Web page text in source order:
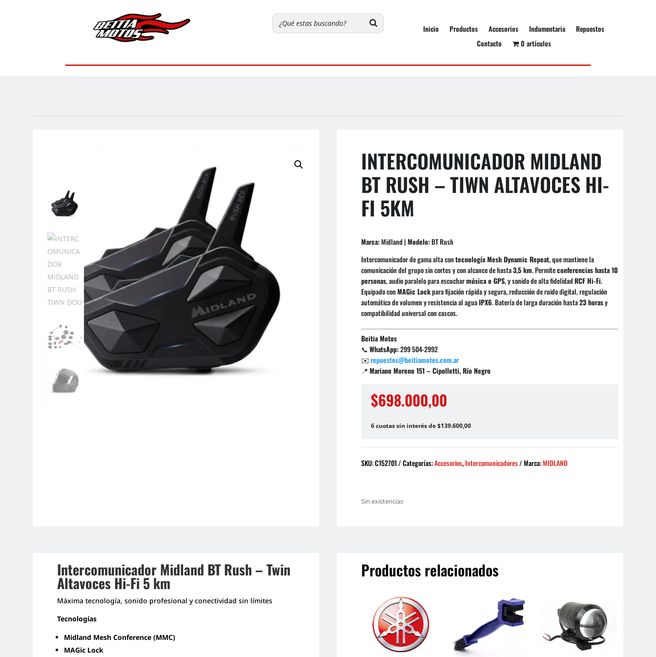
Inicio Productos Accesorios Indumentaria
Repuestos
Contacto
0 artículos
INTERCOMUNICADOR MIDLAND
BT RUSH – TIWN ALTAVOCES HI-
FI 5KM
Marca:Midland |Modelo:BT Rush
Intercomunicador de gama alta contecnología Mesh Dynamic Repeat, que mantiene la
comunicación del grupo sin cortes y con alcance de hasta3,5 km. Permiteconferencias hasta 10
personas, audio paralelo para escucharmúsica o GPS, y sonido de alta fidelidadRCF Hi-Fi.
Equipado conMAGic Lockpara fijación rápida y segura, reducción de ruido digital, regulación
automática de volumen y resistencia al aguaIPX6. Batería de larga duración hasta23 horasy
compatibilidad universal con cascos.
Beitia Motos
📞WhatsApp:299 504-2992
✉️repuestos@beitiamotos.com.ar
📍Mariano Moreno 151 – Cipolletti, Río Negro
$698.000,00
6 cuotas sin interés de $139.600,00
SKU:C152701 Categorías:Accesorios,Intercomunicadores Marca:MIDLAND
Sin existencias
Intercomunicador Midland BT Rush – Twin
Altavoces Hi-Fi 5 km
Máxima tecnología, sonido profesional y conectividad sin límites
Tecnologías
Midland Mesh Conference (MMC)
MAGic Lock
Productos relacionados